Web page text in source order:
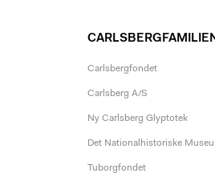
Carlsbergfondet
Carlsberg A/S
Ny Carlsberg Glyptotek
Det Nationalhistoriske
Tuborgfondet